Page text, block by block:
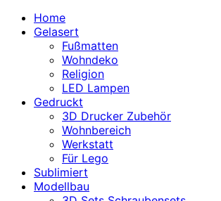
Home
Gelasert
Fußmatten
Wohndeko
Religion
LED Lampen
Gedruckt
3D Drucker Zubehör
Wohnbereich
Werkstatt
Für Lego
Sublimiert
Modellbau